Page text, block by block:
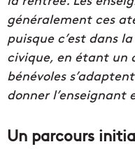
généralement ces
puisque c’est dans
civique, en étant un
bénévoles
donner l’enseignant
Un parcours